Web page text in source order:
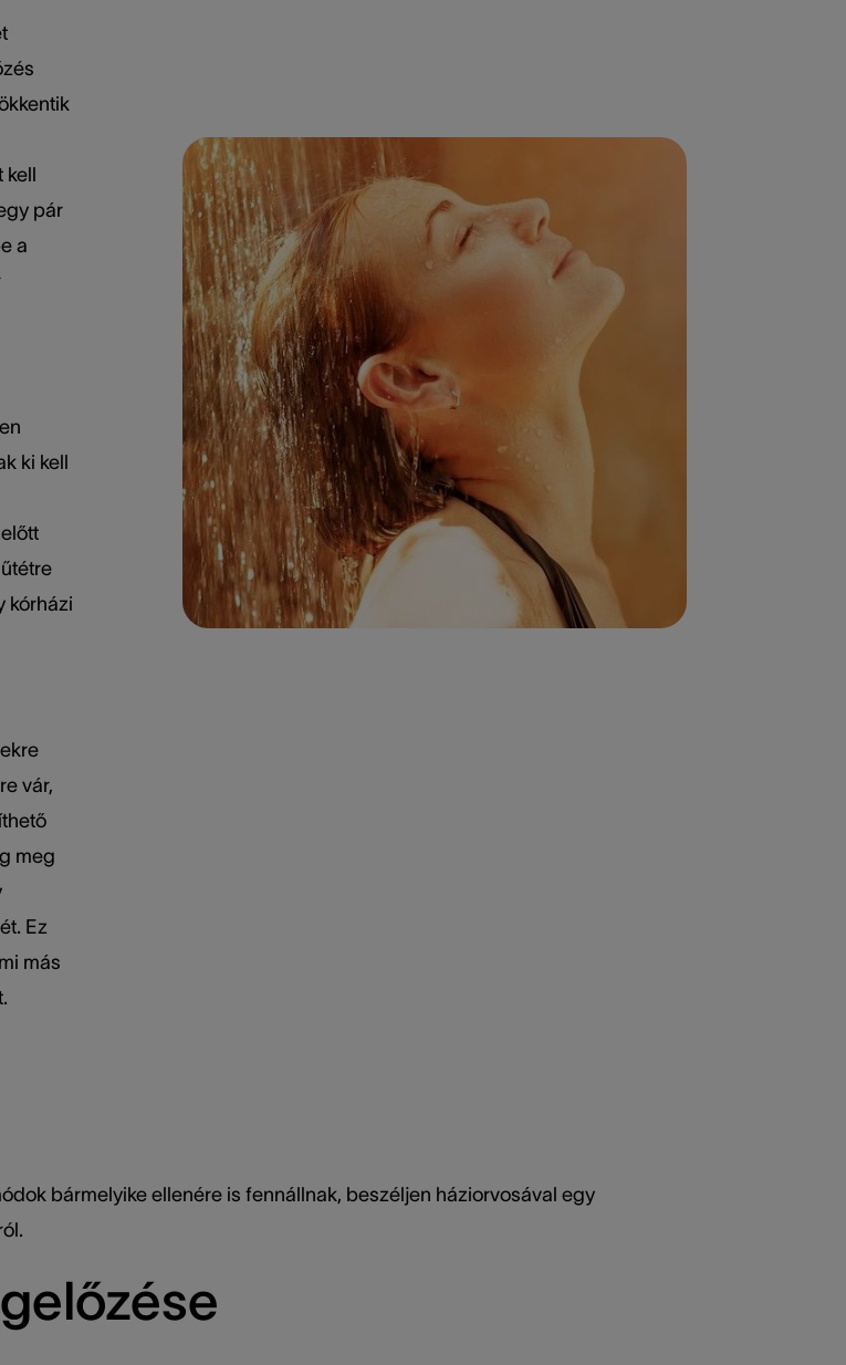
kell
pár
a
ki kell
kórházi
vár,
meg
Ez
más
bármelyike ellenére is fennállnak, beszéljen háziorvosával egy